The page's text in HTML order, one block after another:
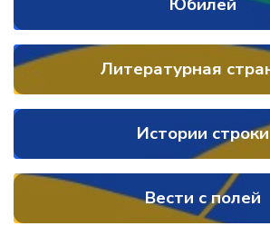
Литературная
Истории строки
Вести с полей